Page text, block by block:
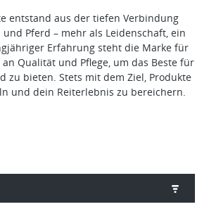
entstand aus der tiefen Verbindung
Pferd – mehr als Leidenschaft, ein
Erfahrung steht die Marke für
Qualität und Pflege, um das Beste für
zu bieten. Stets mit dem Ziel, Produkte
und dein Reiterlebnis zu bereichern.